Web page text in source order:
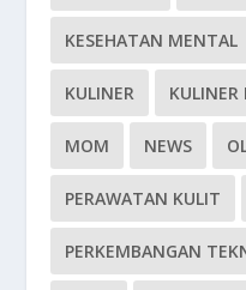
KESEHATAN MENTAL
KULINER KULINER
MOM NEWS
PERAWATAN KULIT
PERKEMBANGAN